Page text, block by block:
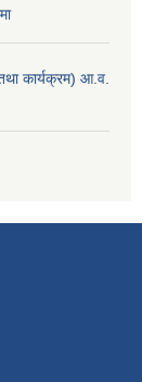
कार्यक्रम) आ.व.